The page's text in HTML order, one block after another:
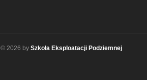
© 2026 by Szkoła Eksploatacji Podziemnej